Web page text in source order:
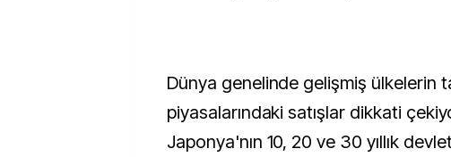
Dünya genelinde gelişmiş ülkelerin
piyasalarındaki satışlar dikkati
Japonya'nın 10, 20 ve 30 yıllık